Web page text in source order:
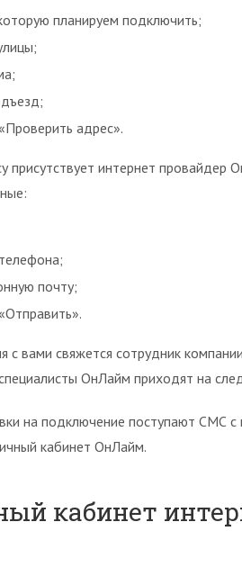
планируем подключить;
адрес».
присутствует интернет провайдер
почту;
с вами свяжется сотрудник
ОнЛайм приходят на
на подключение поступают СМС
кабинет ОнЛайм.
кабинет